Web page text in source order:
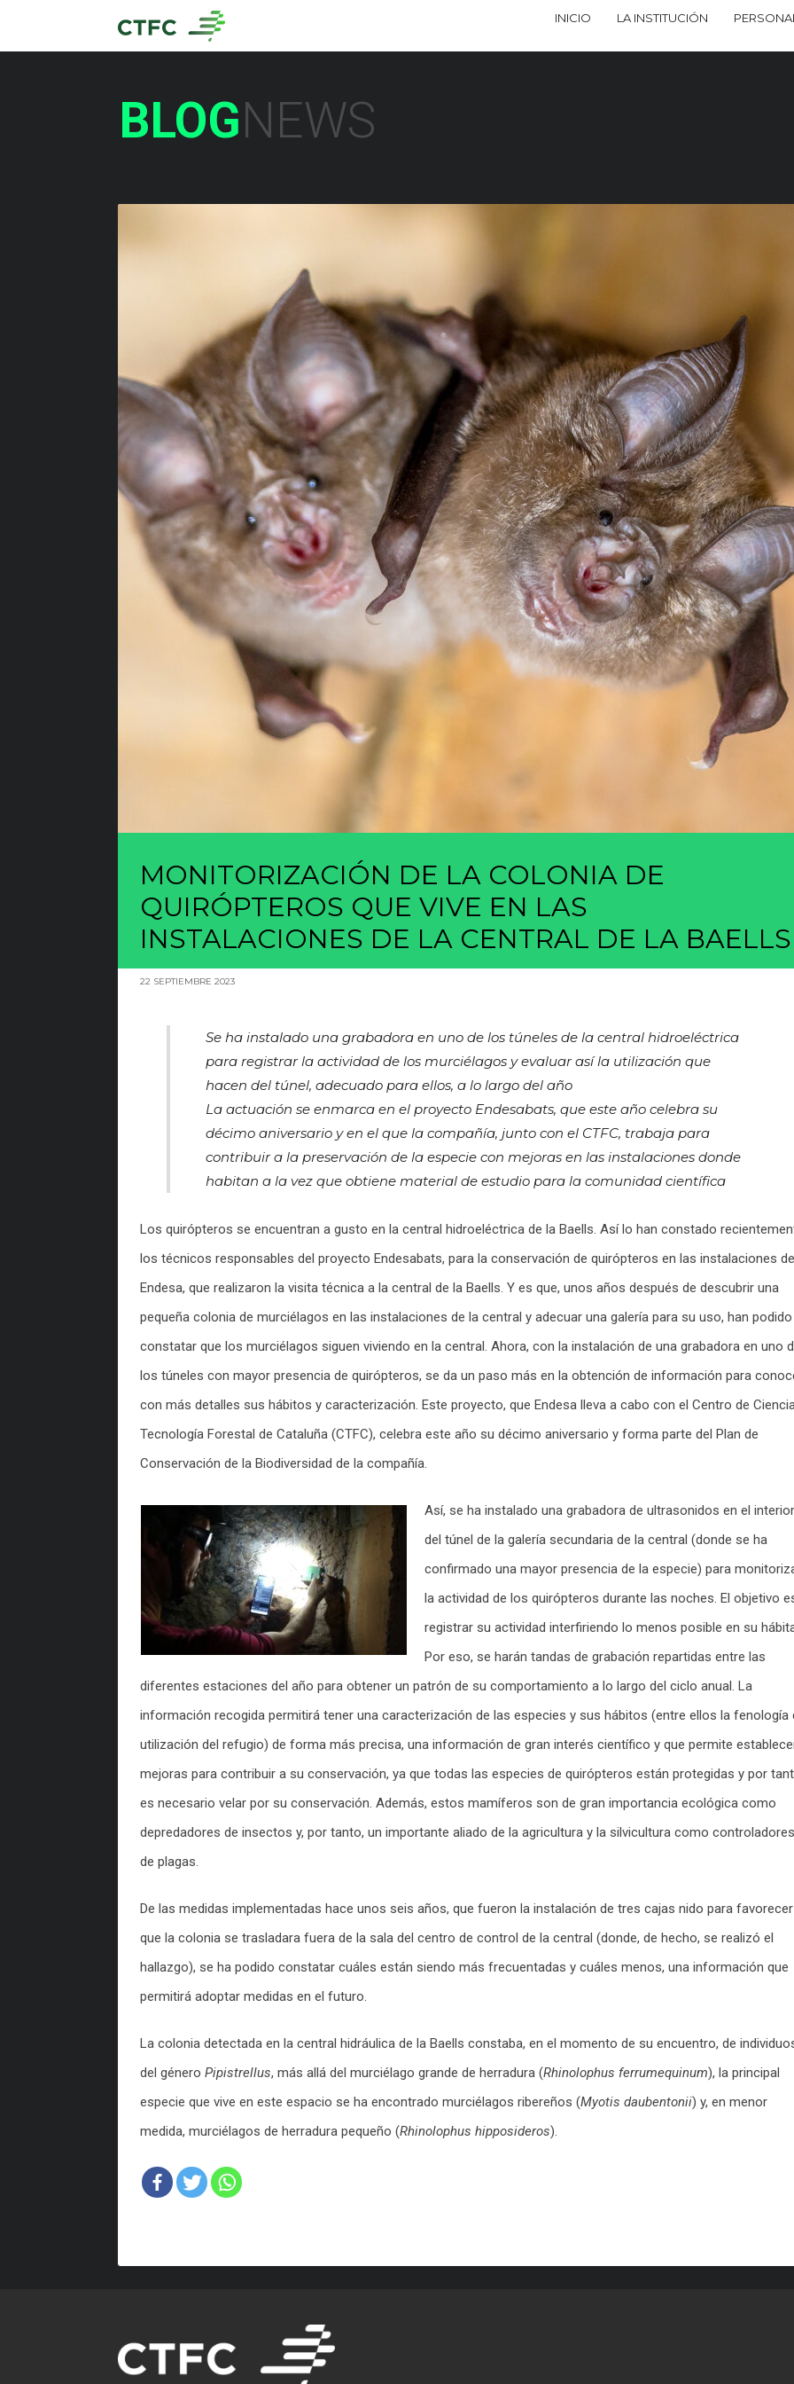
INICIO LA INSTITUCIÓN PERSONAL
BLOGNEWS
MONITORIZACIÓN DE LA COLONIA DE
QUIRÓPTEROS QUE VIVE EN LAS
INSTALACIONES DE LA CENTRAL DE LA BAELLS
22 SEPTIEMBRE 2023
Se ha instalado una grabadora en uno de los túneles de la central hidroeléctrica
para registrar la actividad de los murciélagos y evaluar así la utilización que
hacen del túnel, adecuado para ellos, a lo largo del año
La actuación se enmarca en el proyecto Endesabats, que este año celebra su
décimo aniversario y en el que la compañía, junto con el CTFC, trabaja para
contribuir a la preservación de la especie con mejoras en las instalaciones donde
habitan a la vez que obtiene material de estudio para la comunidad científica
Los quirópteros se encuentran a gusto en la central hidroeléctrica de la Baells. Así lo han constado
los técnicos responsables del proyecto Endesabats, para la conservación de quirópteros en las instalaciones de
Endesa, que realizaron la visita técnica a la central de la Baells. Y es que, unos años después de descubrir una
pequeña colonia de murciélagos en las instalaciones de la central y adecuar una galería para su uso, han podido
constatar que los murciélagos siguen viviendo en la central. Ahora, con la instalación de una grabadora en uno
los túneles con mayor presencia de quirópteros, se da un paso más en la obtención de información para
con más detalles sus hábitos y caracterización. Este proyecto, que Endesa lleva a cabo con el Centro de
Tecnología Forestal de Cataluña (CTFC), celebra este año su décimo aniversario y forma parte del Plan de
Conservación de la Biodiversidad de la compañía.
Así, se ha instalado una grabadora de ultrasonidos en el interior
del túnel de la galería secundaria de la central (donde se ha
confirmado una mayor presencia de la especie) para
la actividad de los quirópteros durante las noches. El objetivo
registrar su actividad interfiriendo lo menos posible en su
Por eso, se harán tandas de grabación repartidas entre las
diferentes estaciones del año para obtener un patrón de su comportamiento a lo largo del ciclo anual. La
información recogida permitirá tener una caracterización de las especies y sus hábitos (entre ellos la fenología
utilización del refugio) de forma más precisa, una información de gran interés científico y que permite
mejoras para contribuir a su conservación, ya que todas las especies de quirópteros están protegidas y por
es necesario velar por su conservación. Además, estos mamíferos son de gran importancia ecológica como
depredadores de insectos y, por tanto, un importante aliado de la agricultura y la silvicultura como controladores
de plagas.
De las medidas implementadas hace unos seis años, que fueron la instalación de tres cajas nido para favorecer
que la colonia se trasladara fuera de la sala del centro de control de la central (donde, de hecho, se realizó el
hallazgo), se ha podido constatar cuáles están siendo más frecuentadas y cuáles menos, una información que
permitirá adoptar medidas en el futuro.
La colonia detectada en la central hidráulica de la Baells constaba, en el momento de su encuentro, de
del género Pipistrellus, más allá del murciélago grande de herradura (Rhinolophus ferrumequinum), la principal
especie que vive en este espacio se ha encontrado murciélagos ribereños (Myotis daubentonii) y, en menor
medida, murciélagos de herradura pequeño (Rhinolophus hipposideros).